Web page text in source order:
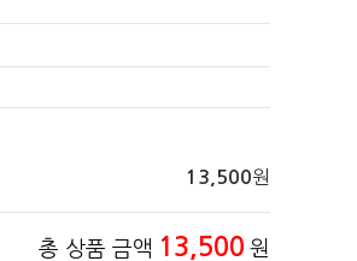
13,500원
총 상품 금액 13,500 원